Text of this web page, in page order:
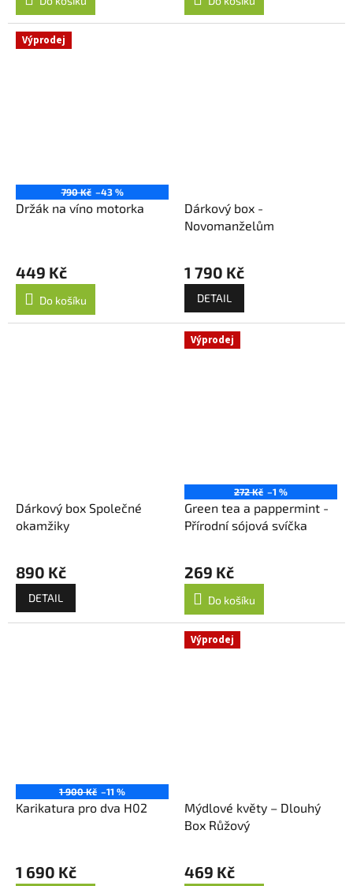
Výprodej
790 Kč –43 %
Držák na víno motorka
hodnocení
produktu
5,0
z
449 Kč
Do košíku
Dárkový box -
Novomanželům
1 790 Kč
DETAIL
Dárkový box Společné
okamžiky
890 Kč
DETAIL
Výprodej
272 Kč –1 %
Green tea a pappermint -
Přírodní sójová svíčka
269 Kč
Do košíku
1 900 Kč –11 %
Karikatura pro dva H02
hodnocení
produktu
1 690 Kč
Výprodej
Mýdlové květy – Dlouhý
Box Růžový
469 Kč